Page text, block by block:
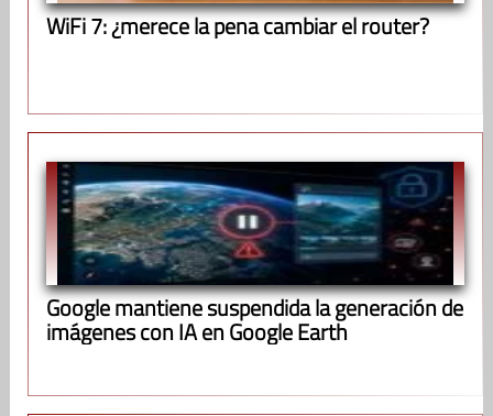
WiFi 7: ¿merece la pena cambiar el router?
Google mantiene suspendida la generación de
imágenes con IA en Google Earth